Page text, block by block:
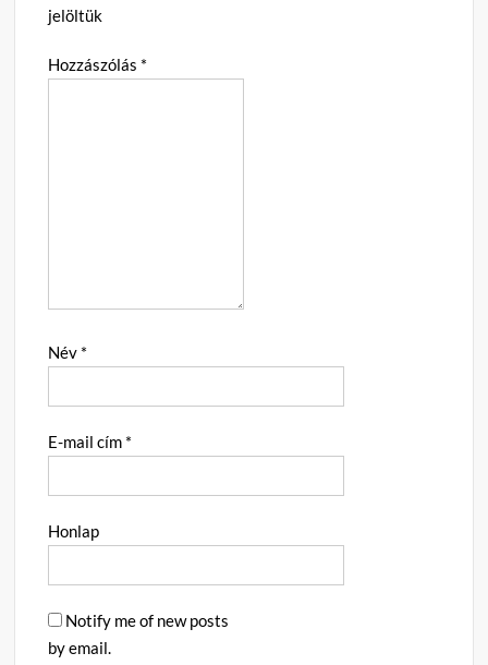
jelöltük
Hozzászólás *
Név *
E-mail cím *
Honlap
Notify me of new posts
by email.